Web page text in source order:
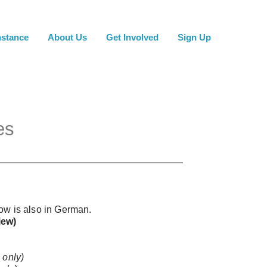
About Us Get Involved Sign Up
is also in German.
only)